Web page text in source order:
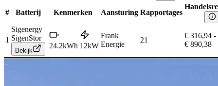
# Batterij Kenmerken Aansturing Rapportages
1
Sigenergy
SigenStor
Bekijk
24.2kWh 12kW
Frank
Energie
21
€ 316,94 -
€ 890,38